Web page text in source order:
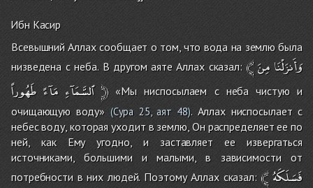
Ибн Касир
Всевышний Аллах сообщает о том, что вода на землю была
низведена с неба. В другом аяте Аллах сказал: ﴾ وَأَنزَلْنَامِنَ
ٱلسَّمَآءِ مَآءً طَهُوراً ﴿«Мы ниспосылаем с неба чистую и
очищающую воду» (Сура 25, аят 48). Аллах ниспосылает с
небес воду, которая уходит в землю, Он распределяет ее по
ней, как Ему угодно, и заставляет ее извергаться
источниками, большими и малыми, в зависимости от
потребности в них людей. Поэтому Аллах сказал: ﴾فَسَلَكَهُ